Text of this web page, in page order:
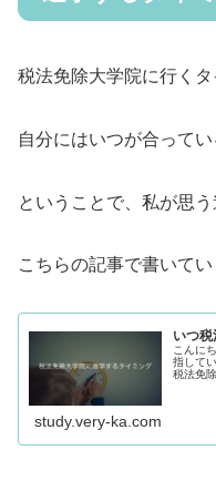
税法免除大学院に行くタ
自分にはいつが合って
ということで、私が思
こちらの記事で書いてい
いつ
こんに
指して
税法免
study.very-ka.com